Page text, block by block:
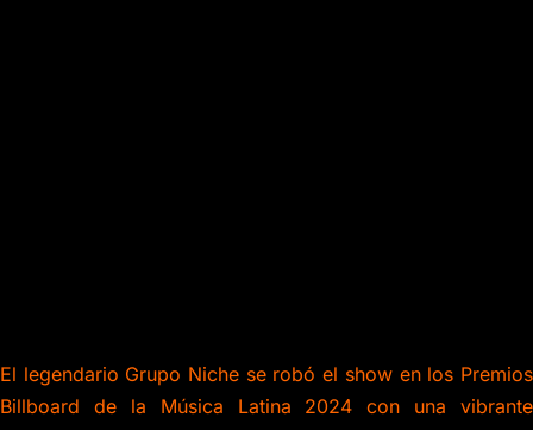
El legendario Grupo Niche se robó el show en los Premios
Billboard de la Música Latina 2024 con una vibrante